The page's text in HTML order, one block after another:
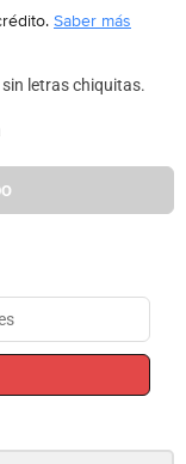
Saber más